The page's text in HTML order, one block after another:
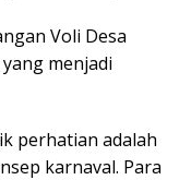
Voli Desa
menjadi
perhatian adalah
karnaval. Para